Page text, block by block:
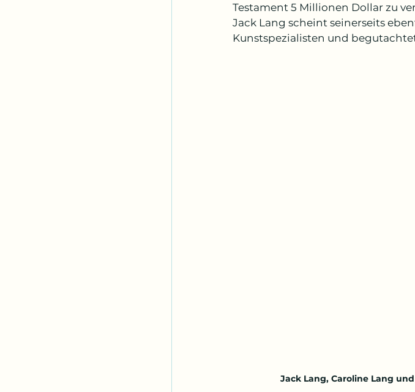
Testament 5 Millionen Dollar zu
Jack Lang scheint seinerseits
Kunstspezialisten und
Jack Lang, Caroline Lang